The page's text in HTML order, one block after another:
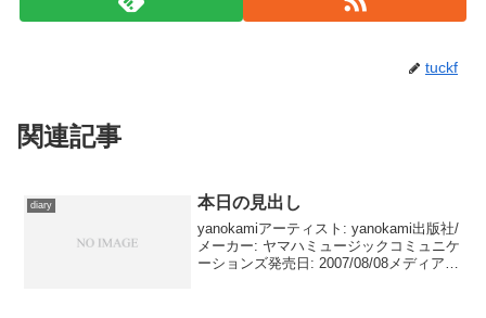
tuckf
関連記事
diary 本日の見出し
yanokamiアーティスト: yanokami出版社/
メーカー: ヤマハミュージックコミュニケ
ーションズ発売日: 2007/08/08メディア: